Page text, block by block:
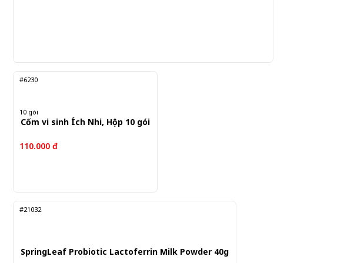
#6230
10 gói
Cốm vi sinh Ích Nhi, Hộp 10 gói
110.000 đ
#21032
SpringLeaf Probiotic Lactoferrin Milk Powder 40g